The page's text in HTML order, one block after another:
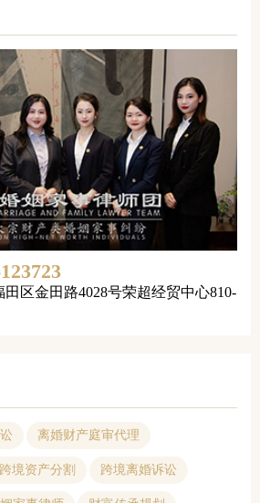
田区金田路4028号荣超经贸中心810-
离婚财产庭审代理
跨境资产分割 跨境离婚诉讼